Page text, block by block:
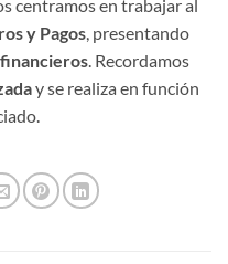
centramos en trabajar al
y Pagos , presentando
. Recordamos
y se realiza en función